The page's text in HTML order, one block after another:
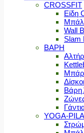
CROSSFIT
Είδη
Wall
Slam
ΒΑΡΗ
Βάρη
YOGA-